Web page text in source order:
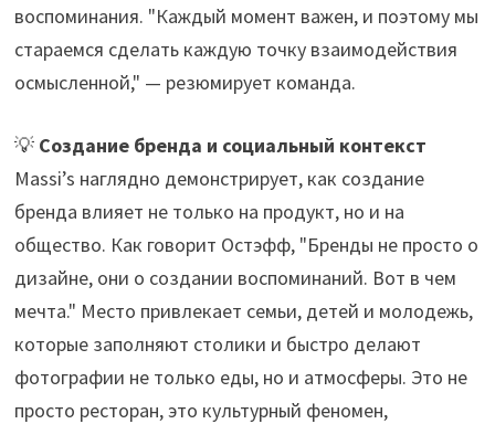
воспоминания. "Каждый момент важен, и поэтому мы
стараемся сделать каждую точку взаимодействия
осмысленной," — резюмирует команда.
💡 Создание бренда и социальный контекст
Massi’s наглядно демонстрирует, как создание
бренда влияет не только на продукт, но и на
общество. Как говорит Остэфф, "Бренды не просто о
дизайне, они о создании воспоминаний. Вот в чем
мечта." Место привлекает семьи, детей и молодежь,
которые заполняют столики и быстро делают
фотографии не только еды, но и атмосферы. Это не
просто ресторан, это культурный феномен,